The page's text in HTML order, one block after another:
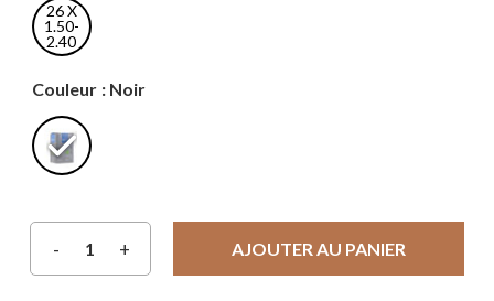
26 X
1.50-
2.40
Couleur : Noir
AJOUTER AU PANIER